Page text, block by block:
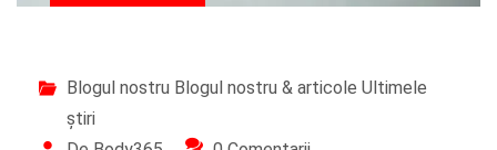
Blogul nostru Blogul nostru & articole Ultimele
știri